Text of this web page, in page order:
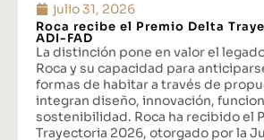
julio 31, 2026
Roca recibe el Premio Delta
ADI-FAD
La distinción pone en valor el
Roca y su capacidad para
formas de habitar a través de
integran diseño, innovación,
sostenibilidad. Roca ha recibido el
Trayectoria 2026, otorgado por la